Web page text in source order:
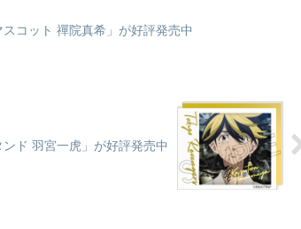
コット 禪院真希」が好評発売中
ド 羽宮一虎」が好評発売中